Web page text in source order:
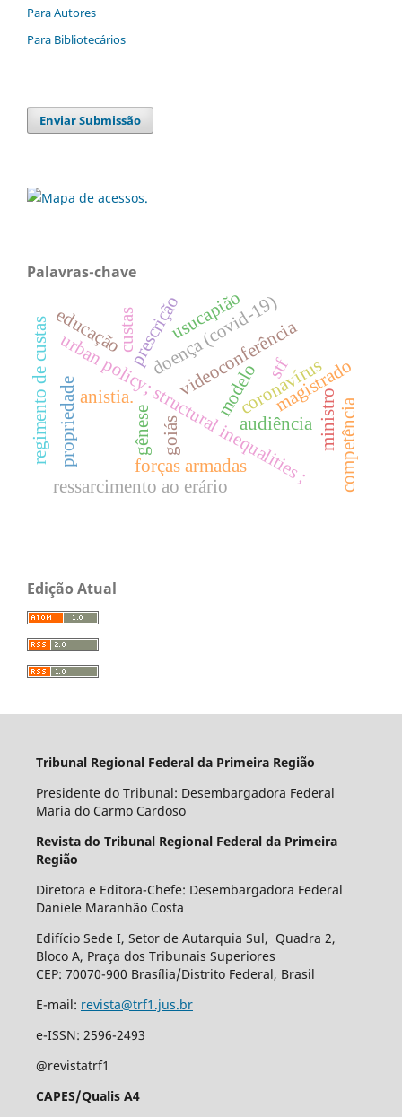
Para Autores
Para Bibliotecários
Enviar Submissão
Palavras-chave
urban policy; structural inequalities ;
stf
videoconferência
coronavírus
doença (covid-19)
forças armadas
prescrição
ressarcimento ao erário
magistrado
ministro
modelo
gênese audiência
anistia.
goiás
usucapião
custas
regimento de custas competência
propriedade
educação
Edição Atual
Tribunal Regional Federal da Primeira Região
Presidente do Tribunal: Desembargadora Federal
Maria do Carmo Cardoso
Revista do Tribunal Regional Federal da Primeira
Região
Diretora e Editora-Chefe: Desembargadora Federal
Daniele Maranhão Costa
Edifício Sede I, Setor de Autarquia Sul, Quadra 2,
Bloco A, Praça dos Tribunais Superiores
CEP: 70070-900 Brasília/Distrito Federal, Brasil
E-mail: revista@trf1.jus.br
e-ISSN: 2596-2493
@revistatrf1
CAPES/Qualis A4